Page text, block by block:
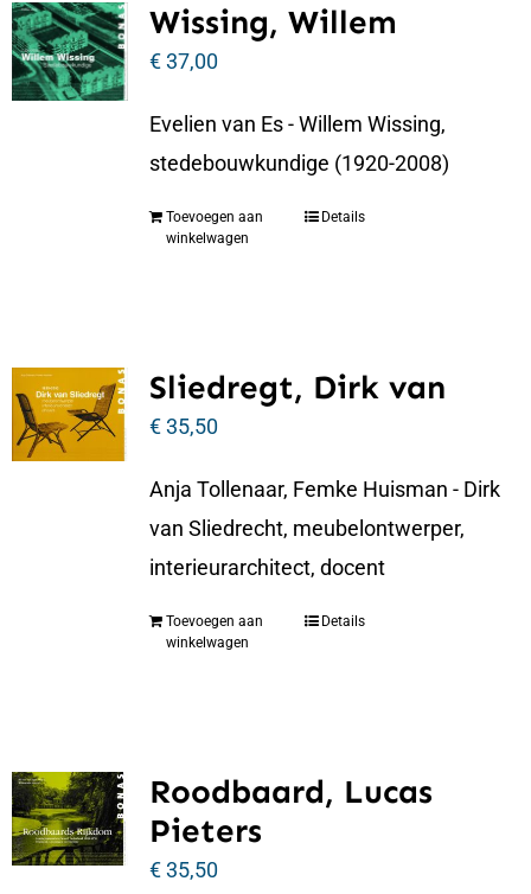
Wissing, Willem
€37,00
Evelien van Es - Willem Wissing,
stedebouwkundige (1920-2008)
Toevoegen aan
winkelwagen
Details
Sliedregt, Dirk van
€35,50
Anja Tollenaar, Femke Huisman - Dirk
van Sliedrecht, meubelontwerper,
interieurarchitect, docent
Toevoegen aan
winkelwagen
Details
Roodbaard, Lucas
Pieters
€35,50